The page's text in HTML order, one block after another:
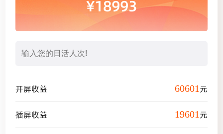
¥18993
开屏收益 60601元
插屏收益 19601元